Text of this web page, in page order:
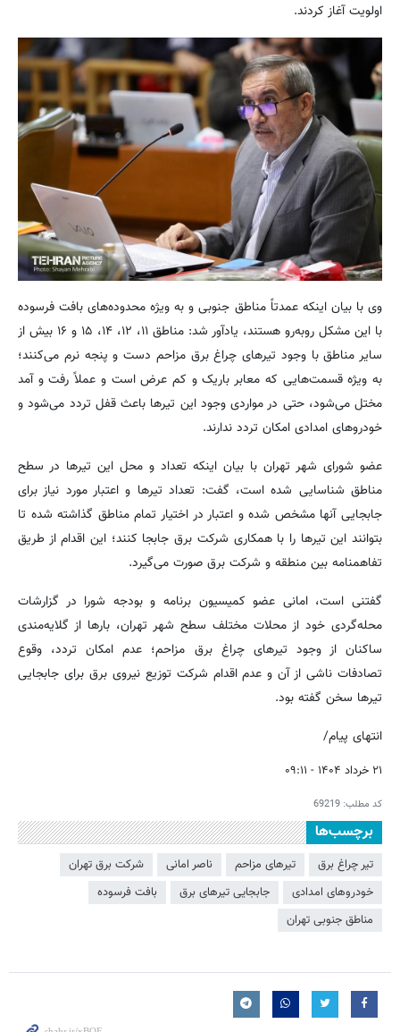
اولویت آغاز کردند.
وی با بیان اینکه عمدتاً مناطق جنوبی و به ویژه محدوده‌های بافت فرسوده
با این مشکل روبه‌رو هستند، یادآور شد: مناطق ۱۱، ۱۲، ۱۴، ۱۵ و ۱۶ بیش از
سایر مناطق با وجود تیرهای چراغ برق مزاحم دست و پنجه نرم می‌کنند؛
به ویژه قسمت‌هایی که معابر باریک و کم عرض است و عملاً رفت و آمد
مختل می‌شود، حتی در مواردی وجود این تیرها باعث قفل تردد می‌شود و
خودروهای امدادی امکان تردد ندارند.
عضو شورای شهر تهران با بیان اینکه تعداد و محل این تیرها در سطح
مناطق شناسایی شده است، گفت: تعداد تیرها و اعتبار مورد نیاز برای
جابجایی آنها مشخص شده و اعتبار در اختیار تمام مناطق گذاشته شده تا
بتوانند این تیرها را با همکاری شرکت برق جابجا کنند؛ این اقدام از طریق
تفاهمنامه بین منطقه و شرکت برق صورت می‌گیرد.
گفتنی است، امانی عضو کمیسیون برنامه و بودجه شورا در گزارشات
محله‌گردی خود از محلات مختلف سطح شهر تهران، بارها از گلایه‌مندی
ساکنان از وجود تیرهای چراغ برق مزاحم؛ عدم امکان تردد، وقوع
تصادفات ناشی از آن و عدم اقدام شرکت توزیع نیروی برق برای جابجایی
تیرها سخن گفته بود.
انتهای پیام/
۲۱ خرداد ۱۴۰۴ - ۰۹:۱۱
کد مطلب: 69219
برچسب‌ها
تیر چراغ برق تیرهای مزاحم ناصر امانی
شرکت برق تهران
خودروهای امدادی
جابجایی تیرهای برق
بافت فرسوده
مناطق جنوبی تهران